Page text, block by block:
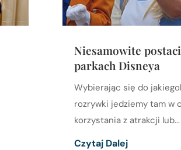
Niesamowite
parkach Disneya
Wybierając się do
rozrywki jedziemy tam w
korzystania z atrakcji lub...
Czytaj Dalej